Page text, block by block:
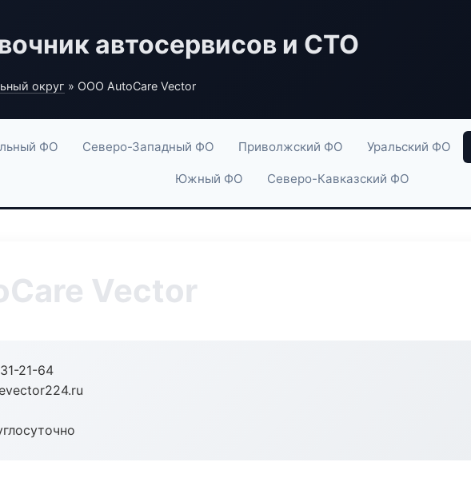
автосервисов и СТО
округ » ООО AutoCare Vector
ФО Северо-Западный ФО Приволжский ФО Уральский ФО
Южный ФО Северо-Кавказский ФО
Vector
21-64